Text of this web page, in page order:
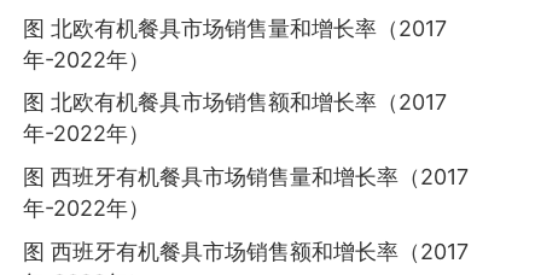
图 北欧有机餐具市场销售量和增长率（2017
年-2022年）
图 北欧有机餐具市场销售额和增长率（2017
年-2022年）
图 西班牙有机餐具市场销售量和增长率（2017
年-2022年）
图 西班牙有机餐具市场销售额和增长率（2017